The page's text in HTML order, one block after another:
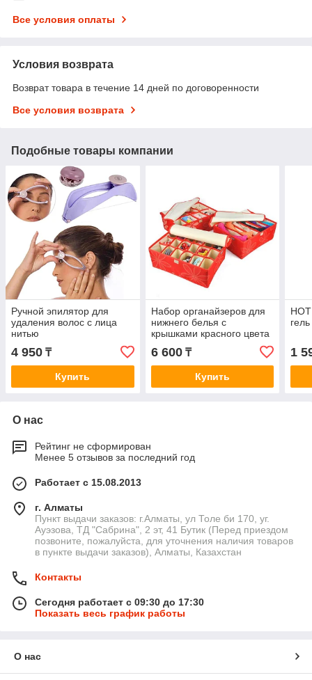
Все условия оплаты
Условия возврата
Возврат товара в течение 14 дней по договоренности
Все условия возврата
Подобные товары компании
Ручной эпилятор для
удаления волос с лица
нитью
4 950 ₸
Купить
Набор органайзеров для
нижнего белья с
крышками красного цвета
(№90), Алматы
6 600₸
Купить
1
О нас
Рейтинг не сформирован
Менее 5 отзывов за последний год
Работает с 15.08.2013
г. Алматы
Пункт выдачи заказов: г.Алматы, ул Толе би 170, уг.
Ауэзова, ТД "Сабрина", 2 эт, 41 Бутик (Перед приездом
позвоните, пожалуйста, для уточнения наличия товаров
в пункте выдачи заказов), Алматы, Казахстан
Контакты
Сегодня работает с 09:30 до 17:30
Показать весь график работы
О нас